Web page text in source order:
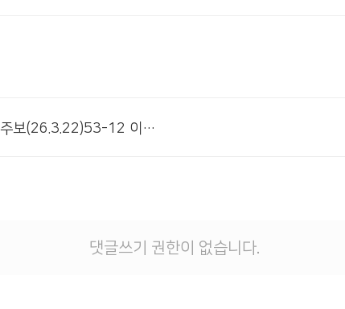
# 첨부 2.주보(26.3.22)53-12 이미지002.jpg
댓글쓰기 권한이 없습니다.